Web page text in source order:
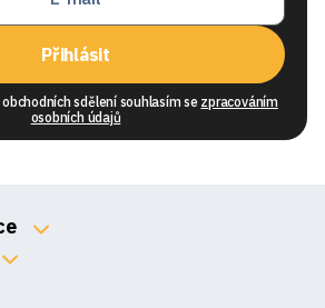
Přihlásit
sdělení souhlasím se zpracováním
osobních údajů